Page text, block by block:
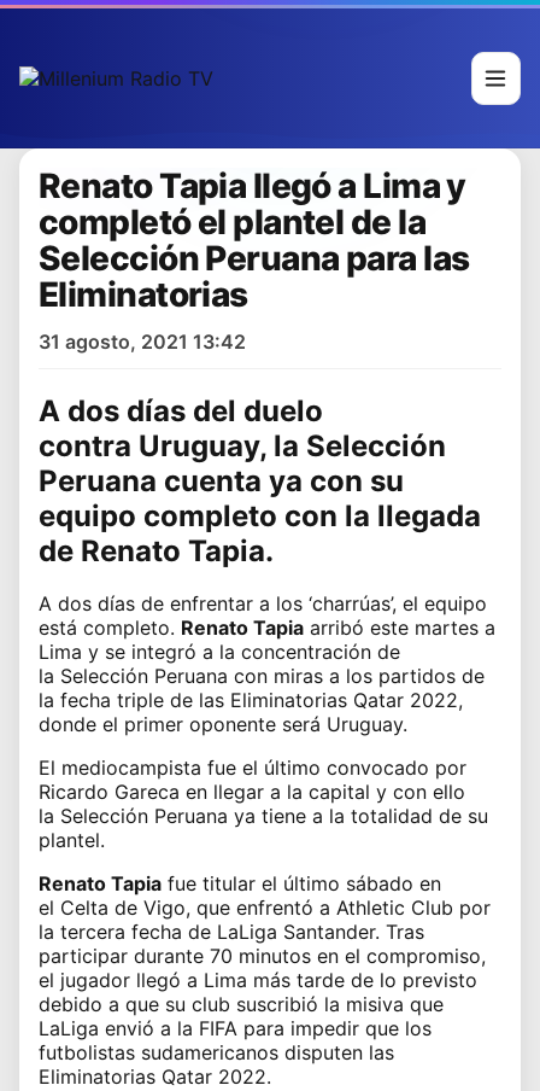
Renato Tapia llegó a Lima y
completó el plantel de la
Selección Peruana para las
Eliminatorias
31 agosto, 2021 13:42
A dos días del duelo
contra Uruguay, la Selección
Peruana cuenta ya con su
equipo completo con la llegada
de Renato Tapia.
A dos días de enfrentar a los ‘charrúas’, el equipo
está completo. Renato Tapia arribó este martes a
Lima y se integró a la concentración de
la Selección Peruana con miras a los partidos de
la fecha triple de las Eliminatorias Qatar 2022,
donde el primer oponente será Uruguay.
El mediocampista fue el último convocado por
Ricardo Gareca en llegar a la capital y con ello
la Selección Peruana ya tiene a la totalidad de su
plantel.
Renato Tapia fue titular el último sábado en
el Celta de Vigo, que enfrentó a Athletic Club por
la tercera fecha de LaLiga Santander. Tras
participar durante 70 minutos en el compromiso,
el jugador llegó a Lima más tarde de lo previsto
debido a que su club suscribió la misiva que
LaLiga envió a la FIFA para impedir que los
futbolistas sudamericanos disputen las
Eliminatorias Qatar 2022.